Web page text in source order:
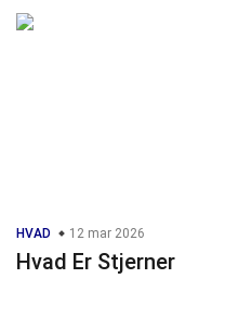
HVAD 12 mar 2026
Hvad Er Stjerner